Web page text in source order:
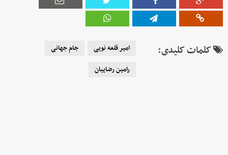
کلمات کلیدی: امیر قلعه نویی
جام جهانی
رامین رضاییان